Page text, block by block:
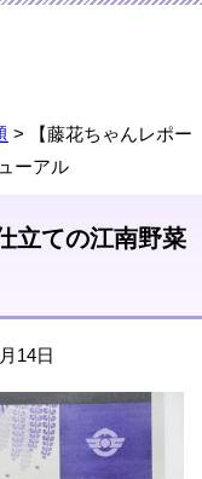
> 【藤花ちゃんレポー
ーアル
立ての江南野菜
14日